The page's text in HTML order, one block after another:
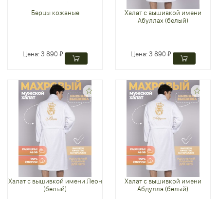
Берцы кожаные
Цена:3 890 ₽
Халат с вышивкой имени
Абуллах (белый)
Цена:3 890 ₽
Халат с вышивкой имени Леон
(белый)
Халат с вышивкой имени
Абдулла (белый)